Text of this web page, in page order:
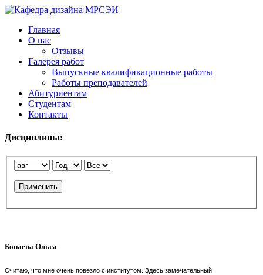
Главная
О нас
Отзывы
Галерея работ
Выпускные квалификационные работы
Работы преподавателей
Абитуриентам
Студентам
Контакты
Дисциплины:
Применить
Конаева Ольга
Считаю, что мне очень повезло с институтом. Здесь замечательный